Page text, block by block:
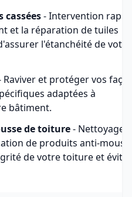
cassées- Intervention
et la réparation de tuiles
l'étanchéité de votre
Raviver et protéger vos
adaptées à
bâtiment.
de toiture- Nettoyage
de produits anti-
de votre toiture et